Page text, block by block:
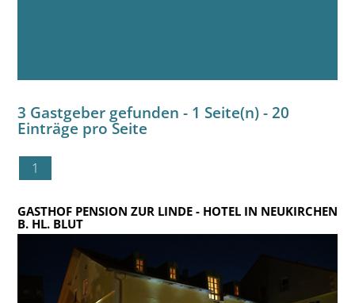
3 Gastgeber gefunden - 1 Seite(n) - 20
Einträge pro Seite
1
GASTHOF PENSION ZUR LINDE- HOTEL IN NEUKIRCHEN
B. HL. BLUT